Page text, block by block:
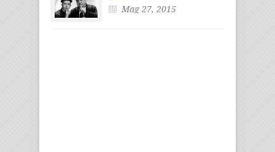
Mag 27, 2015